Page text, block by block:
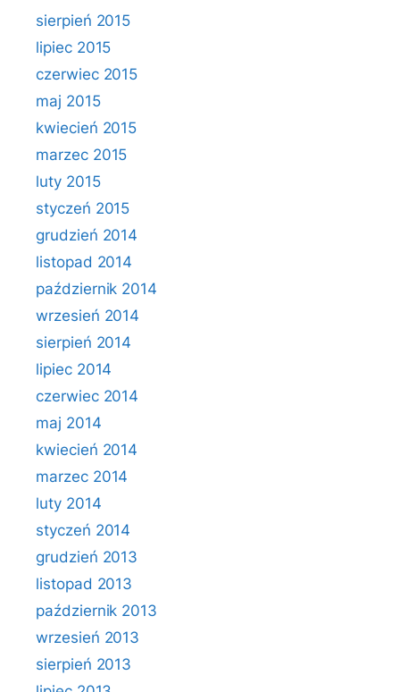
sierpień 2015
lipiec 2015
czerwiec 2015
maj 2015
kwiecień 2015
marzec 2015
luty 2015
styczeń 2015
grudzień 2014
listopad 2014
październik 2014
wrzesień 2014
sierpień 2014
lipiec 2014
czerwiec 2014
maj 2014
kwiecień 2014
marzec 2014
luty 2014
styczeń 2014
grudzień 2013
listopad 2013
październik 2013
wrzesień 2013
sierpień 2013